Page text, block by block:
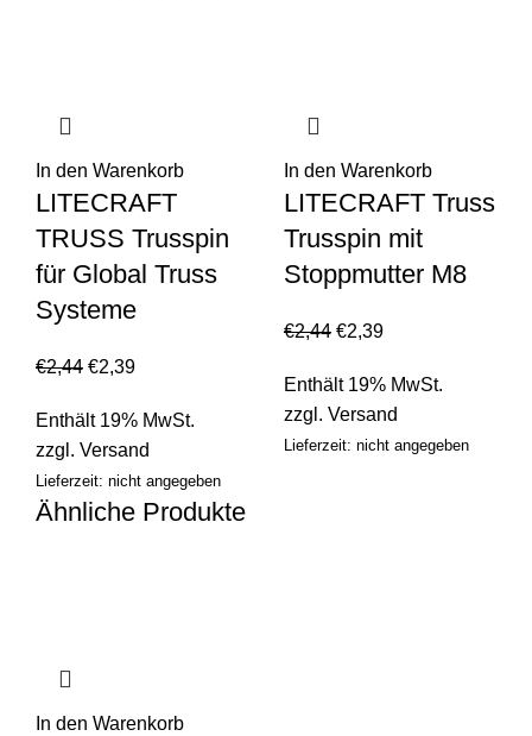
In den Warenkorb
LITECRAFT
TRUSS Trusspin
für Global Truss
Systeme
€2,44 €2,39
Enthält 19% MwSt.
zzgl. Versand
Lieferzeit: nicht angegeben
In den Warenkorb
LITECRAFT Truss
Trusspin mit
Stoppmutter M8
€2,44 €2,39
Enthält 19% MwSt.
zzgl. Versand
Lieferzeit: nicht angegeben
Ähnliche Produkte
In den Warenkorb